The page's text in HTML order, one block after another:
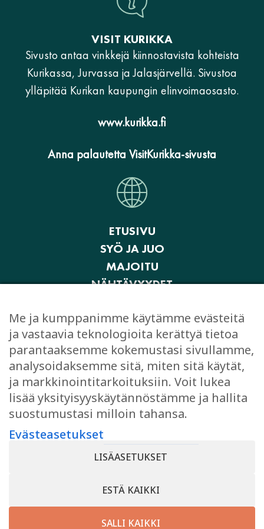
VISIT KURIKKA
Sivusto antaa vinkkejä kiinnostavista kohteista
Kurikassa, Jurvassa ja Jalasjärvellä. Sivustoa
ylläpitää Kurikan kaupungin elinvoimaosasto.
www.kurikka.fi
Anna palautetta VisitKurikka-sivusta
ETUSIVU
SYÖ JA JUO
MAJOITU
NÄHTÄVYYDET
OSTOKSET
JUHLI JA KOKOUSTA
EVÄSTEASETUKSET
Facebook
Me ja kumppanimme käytämme evästeitä
ja vastaavia teknologioita kerättyä tietoa
parantaaksemme kokemustasi sivullamme,
analysoidaksemme sitä, miten sitä käytät,
ja markkinointitarkoituksiin. Voit lukea
lisää yksityisyyskäytännöstämme ja hallita
suostumustasi milloin tahansa.
Evästeasetukset
LISÄASETUKSET
ESTÄ KAIKKI
SALLI KAIKKI